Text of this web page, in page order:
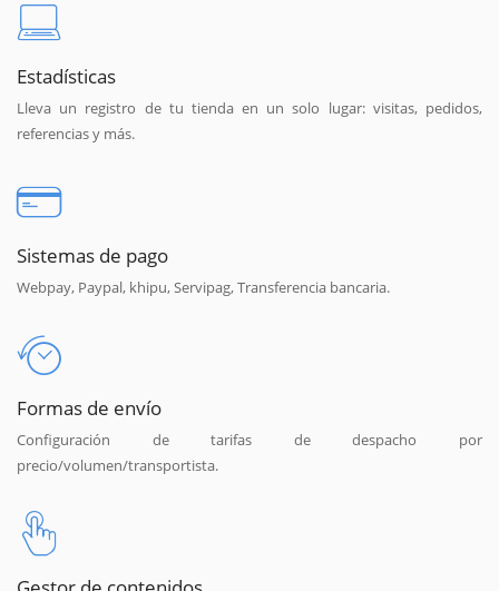
Estadísticas
Lleva un registro de tu tienda en un solo lugar: visitas, pedidos,
referencias y más.
Sistemas de pago
Webpay, Paypal, khipu, Servipag, Transferencia bancaria.
Formas de envío
Configuración de tarifas de despacho por
precio/volumen/transportista.